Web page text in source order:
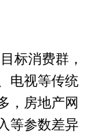
标消费群，
电视等传统
，房地产网
等参数差异